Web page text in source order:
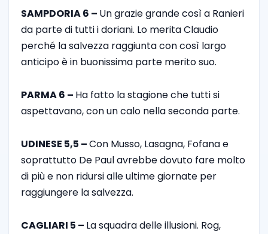
SAMPDORIA 6 – Un grazie grande così a Ranieri
da parte di tutti i doriani. Lo merita Claudio
perché la salvezza raggiunta con così largo
anticipo è in buonissima parte merito suo.
PARMA 6 – Ha fatto la stagione che tutti si
aspettavano, con un calo nella seconda parte.
UDINESE 5,5 –Con Musso, Lasagna, Fofana e
soprattutto De Paul avrebbe dovuto fare molto
di più e non ridursi alle ultime giornate per
raggiungere la salvezza.
CAGLIARI 5 – La squadra delle illusioni. Rog,